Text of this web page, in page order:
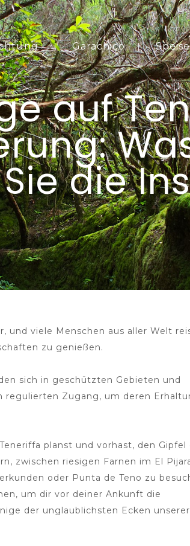
Garachico
auf
die
und viele Menschen aus aller Welt
zu genießen.
sich in geschützten Gebieten und
regulierten Zugang, um deren
planst und vorhast, den Gipfel
zwischen riesigen Farnen im El
oder Punta de Teno zu
um dir vor deiner Ankunft die
der unglaublichsten Ecken unserer